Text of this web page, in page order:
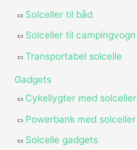
Solceller til båd
Solceller til campingvogn
Transportabel solcelle
Gadgets
Cykellygter med solceller
Powerbank med solceller
Solcelle gadgets